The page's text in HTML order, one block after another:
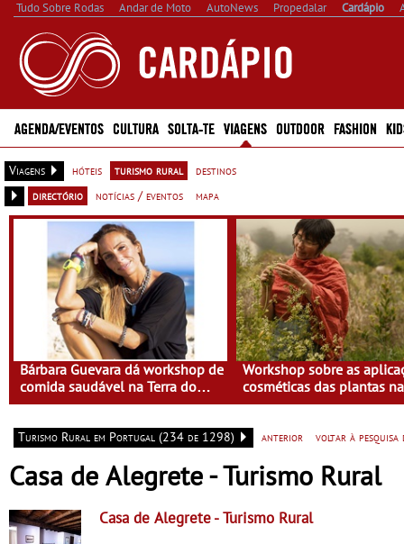
Tudo Sobre Rodas Andar de Moto AutoNews Propedalar Cardápio
AGENDA/EVENTOS CULTURA SOLTA-TE VIAGENS OUTDOOR FASHION
Viagens hóteis turismo rural
destinos
directório
notícias / eventos mapa
Bárbara Guevara dá workshop de
comida saudável na Terra do
Sempre
Workshop sobre as
cosméticas das plantas
do Eido – Gerês
Turismo Rural em Portugal (234 de 1298) anterior voltar à
Casa de Alegrete - Turismo Rural
Casa de Alegrete- Turismo Rural